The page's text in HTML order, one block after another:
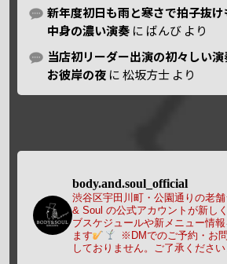
新年度初日も雨と寒さで拍子抜
中身の濃い演奏 に ばんび より
当店初リーダー出演の初々しい
お彼岸の夜 に松坂方士 より
body.and.soul_official
渋谷区宇田川町・公園通りの老
& Soul の公式アカウントが新し
ブスケジュールや新メニュー情
ます
※DMでのご予約・お
しておりません。ご了承ください